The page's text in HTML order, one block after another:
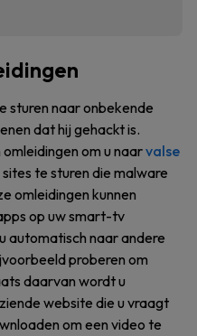
sturen naar onbekende
dat hij gehackt is.
om u naarvalse
sites te sturen die malware
omleidingen kunnen
op uw smart-tv
automatisch naar andere
proberen om
daarvan wordt u
website die u vraagt
om een video te